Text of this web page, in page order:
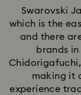
Swarovski
which is the
and there
brands in
making it
experience